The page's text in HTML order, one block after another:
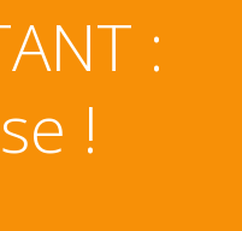
:
!